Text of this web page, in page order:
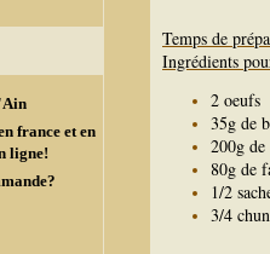
france et en
ligne!
Temps de
Ingrédients
2 oeufs
35g de
200g
80g de
1/2
3/4